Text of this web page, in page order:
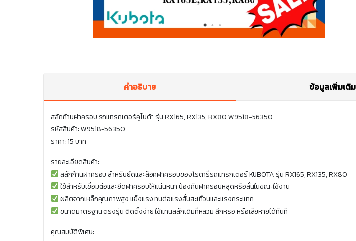
คำอธิบาย ข้อมูลเพิ่มเติม
สลักก้านฝาครอบ รถแทรกเตอร์คูโบต้า รุ่น RX165, RX135, RX80 W9518-56350
รหัสสินค้า: W9518-56350
ราคา: 15 บาท
รายละเอียดสินค้า:
สลักก้านฝาครอบ สำหรับยึดและล็อคฝาครอบของโรตารี่รถแทรกเตอร์ KUBOTA รุ่น RX165, RX135, RX80
ใช้สำหรับเชื่อมต่อและยึดฝาครอบให้แน่นหนา ป้องกันฝาครอบหลุดหรือสั่นในขณะใช้งาน
ผลิตจากเหล็กคุณภาพสูง แข็งแรง ทนต่อแรงสั่นสะเทือนและแรงกระแทก
ขนาดมาตรฐาน ตรงรุ่น ติดตั้งง่าย ใช้แทนสลักเดิมที่หลวม สึกหรอ หรือเสียหายได้ทันที
คุณสมบัติพิเศษ: